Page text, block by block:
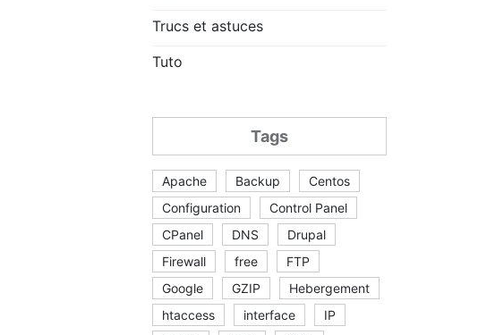
Trucs et astuces
Tuto
Tags
Apache Backup
Centos
Configuration
Control Panel
CPanel
DNS
Drupal
Firewall
free
FTP
Google
GZIP
Hebergement
htaccess
interface
IP